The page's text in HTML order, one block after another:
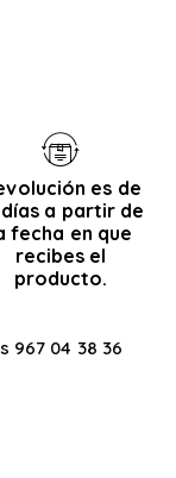
es de
días a partir de
fecha en que
recibes el
producto.
967 04 38 36